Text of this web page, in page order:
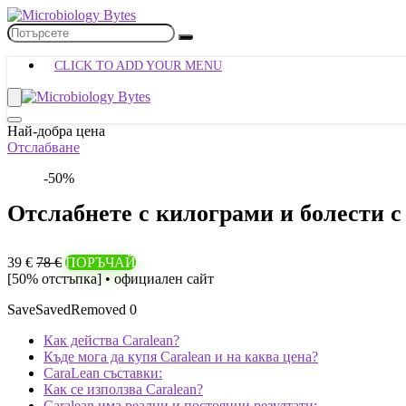
CLICK TO ADD YOUR MENU
Най-добра цена
Отслабване
-50%
Отслабнете с килограми и болести
39 € 78 € ПОРЪЧАЙ
[50% отстъпка] • официален сайт
SaveSavedRemoved 0
Как действа Caralean?
Къде мога да купя Caralean и на каква цена?
CaraLean съставки:
Как се използва Caralean?